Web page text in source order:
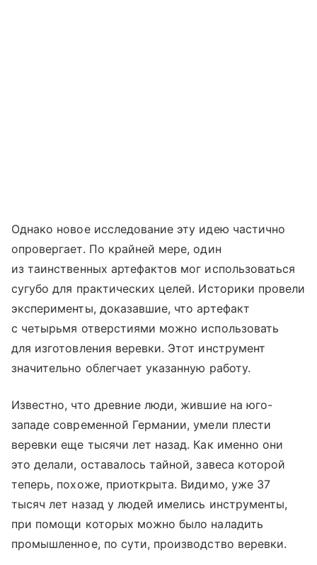
Однако новое исследование эту идею частично
опровергает. По крайней мере, один
из таинственных артефактов мог использоваться
сугубо для практических целей. Историки провели
эксперименты, доказавшие, что артефакт
с четырьмя отверстиями можно использовать
для изготовления веревки. Этот инструмент
значительно облегчает указанную работу.
Известно, что древние люди, жившие на юго-
западе современной Германии, умели плести
веревки еще тысячи лет назад. Как именно они
это делали, оставалось тайной, завеса которой
теперь, похоже, приоткрыта. Видимо, уже 37
тысяч лет назад у людей имелись инструменты,
при помощи которых можно было наладить
промышленное, по сути, производство веревки.